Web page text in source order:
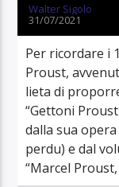
Walter Sigolo
31/07/2021
Per ricordare i
Proust,
lieta di
“Gettoni
dalla sua
perdu) e dal
“Marcel